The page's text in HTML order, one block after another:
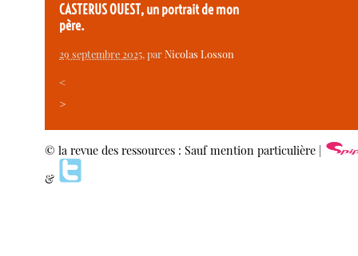
CASTERUS OUEST, un portrait de mon
père.
29 septembre 2025, parNicolas Losson
<
>
© la revue des ressources : Sauf mention particulière |
&